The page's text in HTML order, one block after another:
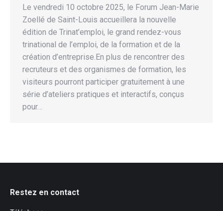
Le vendredi 10 octobre 2025, le Forum Jean-Marie
Zoellé de Saint-Louis accueillera la nouvelle
édition de Trinat’emploi, le grand rendez-vous
trinational de l’emploi, de la formation et de la
création d’entreprise.En plus de rencontrer des
recruteurs et des organismes de formation, les
visiteurs pourront participer gratuitement à une
série d’ateliers pratiques et interactifs, conçus
pour…
Restez en contact